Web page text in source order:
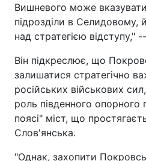
Вишневого може
підрозділи в Селидовому,
над стратегією відступу,"
Він підкреслює, що
залишатися стратегічно
російських військових
роль південного опорного
поясі" міст, що
Слов'янська.
"Однак, захопити